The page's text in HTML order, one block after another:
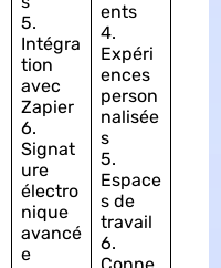
5.
Intégra
tion
avec
Zapier
6.
Signat
ure
électro
nique
avancé
e
ents
4.
Expéri
ences
person
nalisée
s
5.
Espace
s de
travail
6.
Conne